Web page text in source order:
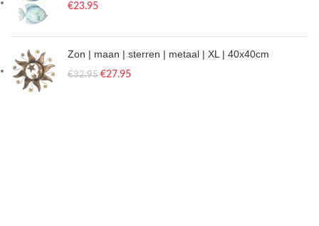
€23.95
Zon | maan | sterren | metaal | XL | 40x40cm
€32.95 €27.95